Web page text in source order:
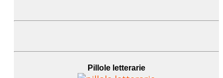
Pillole letterarie